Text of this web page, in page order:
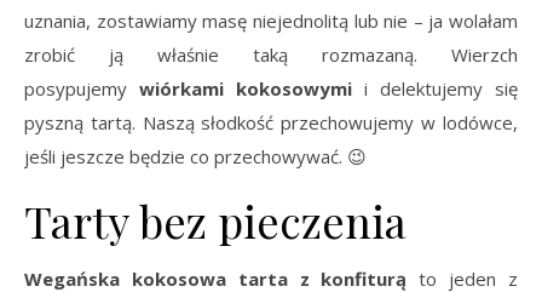
uznania, zostawiamy masę niejednolitą lub nie – ja wolałam
zrobić ją właśnie taką rozmazaną. Wierzch
posypujemy wiórkami kokosowymi i delektujemy się
pyszną tartą. Naszą słodkość przechowujemy w lodówce,
jeśli jeszcze będzie co przechowywać. 😉
Tarty bez pieczenia
Wegańska kokosowa tarta z konfiturą to jeden z